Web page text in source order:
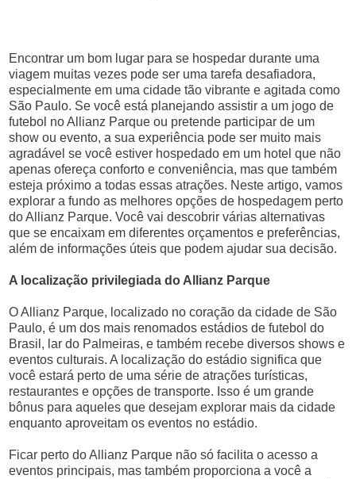
Encontrar um bom lugar para se hospedar durante uma
viagem muitas vezes pode ser uma tarefa desafiadora,
especialmente em uma cidade tão vibrante e agitada como
São Paulo. Se você está planejando assistir a um jogo de
futebol no Allianz Parque ou pretende participar de um
show ou evento, a sua experiência pode ser muito mais
agradável se você estiver hospedado em um hotel que não
apenas ofereça conforto e conveniência, mas que também
esteja próximo a todas essas atrações. Neste artigo, vamos
explorar a fundo as melhores opções de hospedagem perto
do Allianz Parque. Você vai descobrir várias alternativas
que se encaixam em diferentes orçamentos e preferências,
além de informações úteis que podem ajudar sua decisão.
A localização privilegiada do Allianz Parque
O Allianz Parque, localizado no coração da cidade de São
Paulo, é um dos mais renomados estádios de futebol do
Brasil, lar do Palmeiras, e também recebe diversos shows e
eventos culturais. A localização do estádio significa que
você estará perto de uma série de atrações turísticas,
restaurantes e opções de transporte. Isso é um grande
bônus para aqueles que desejam explorar mais da cidade
enquanto aproveitam os eventos no estádio.
Ficar perto do Allianz Parque não só facilita o acesso a
eventos principais, mas também proporciona a você a